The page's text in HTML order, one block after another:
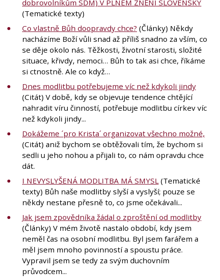
dobrovolníkům SDM) V PLNÉM ZNĚNÍ SLOVENSKY
(Tematické texty)
Co vlastně Bůh doopravdy chce? (Články) Někdy
nacházíme Boží vůli snad až příliš snadno za vším, co
se děje okolo nás. Těžkosti, životní starosti, složité
situace, křivdy, nemoci… Bůh to tak asi chce, říkáme
si ctnostně. Ale co když…
Dnes modlitbu potřebujeme víc než kdykoli jindy
(Citát) V době, kdy se objevuje tendence chtějící
nahradit víru činností, potřebuje modlitbu církev víc
než kdykoli jindy...
Dokážeme ´pro Krista´ organizovat všechno možné,
(Citát) aniž bychom se obtěžovali tím, že bychom si
sedli u jeho nohou a přijali to, co nám opravdu chce
dát.
I NEVYSLYŠENÁ MODLITBA MÁ SMYSL (Tematické
texty) Bůh naše modlitby slyší a vyslyší; pouze se
někdy nestane přesně to, co jsme očekávali...
Jak jsem zpovědníka žádal o zproštění od modlitby
(Články) V mém životě nastalo období, kdy jsem
neměl čas na osobní modlitbu. Byl jsem farářem a
měl jsem mnoho povinností a spoustu práce.
Vypravil jsem se tedy za svým duchovním
průvodcem...